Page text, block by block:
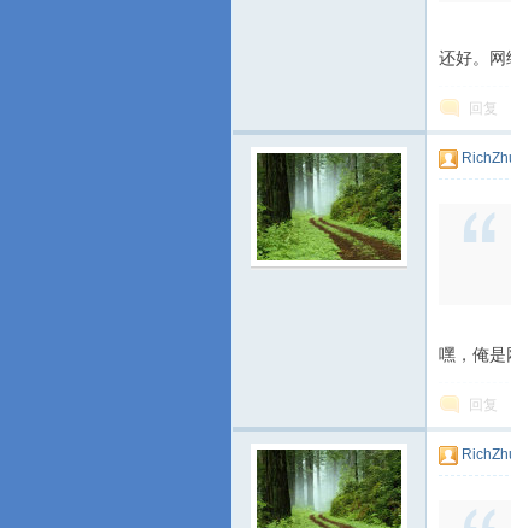
还好。网
回复
嘿，俺是
回复